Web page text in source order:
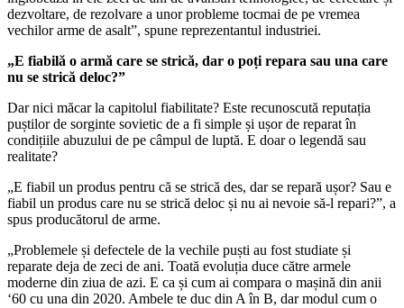
dezvoltare, de rezolvare a unor probleme tocmai de pe vremea
vechilor arme de asalt”, spune reprezentantul industriei.
„E fiabilă o armă care se strică, dar o poți repara sau una care
nu se strică deloc?”
Dar nici măcar la capitolul fiabilitate? Este recunoscută reputația
puștilor de sorginte sovietic de a fi simple și ușor de reparat în
condițiile abuzului de pe câmpul de luptă. E doar o legendă sau
realitate?
„E fiabil un produs pentru că se strică des, dar se repară ușor? Sau e
fiabil un produs care nu se strică deloc și nu ai nevoie să-l repari?”, a
spus producătorul de arme.
„Problemele și defectele de la vechile puști au fost studiate și
reparate deja de zeci de ani. Toată evoluția duce către armele
moderne din ziua de azi. E ca și cum ai compara o mașină din anii
‘60 cu una din 2020. Ambele te duc din A în B, dar modul cum o